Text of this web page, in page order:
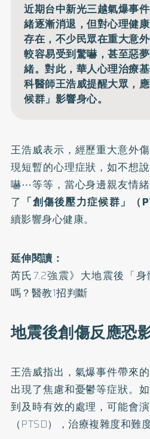
近期台中新光三越氣爆事
緒逐漸消退，但對心理健
存在，不少民眾在重大意
較容易受到驚嚇，甚至惡
緒。對此，華人心理治療
科醫師王浩威提醒大眾，
候群」影響身心。
王浩威表示，經歷重大意外
現短暫的心理症狀，如不想
嚇⋯等等，當心身邊親友情
了 「創傷後壓力症候群」（
續影響身心健康。
延伸閱讀：
芮氏7.2強震》大地震後「
嗎？醫教1招判斷
地震後創傷反應恐
王浩威指出，氣爆事件帶來
出現了焦慮和憂鬱等症狀。
到及時有效的處理，可能會
（PTSD），治療複雜度和難